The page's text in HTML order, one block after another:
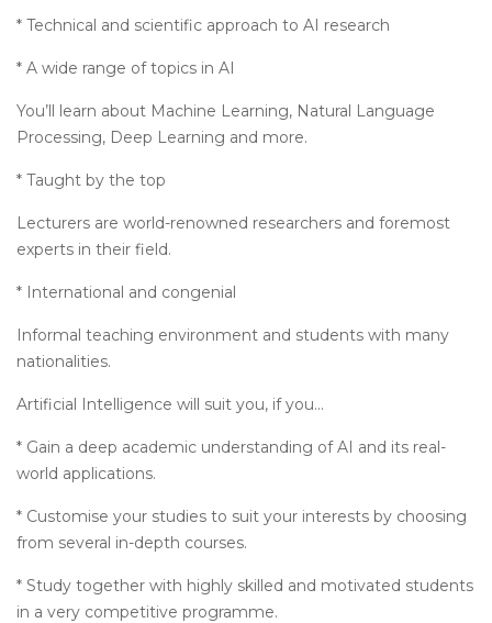
* Technical and scientific approach to AI research
* A wide range of topics in AI
You’ll learn about Machine Learning, Natural Language
Processing, Deep Learning and more.
* Taught by the top
Lecturers are world-renowned researchers and foremost
experts in their field.
* International and congenial
Informal teaching environment and students with many
nationalities.
Artificial Intelligence will suit you, if you...
* Gain a deep academic understanding of AI and its real-
world applications.
* Customise your studies to suit your interests by choosing
from several in-depth courses.
* Study together with highly skilled and motivated students
in a very competitive programme.